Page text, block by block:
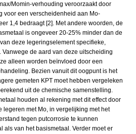
Momin-verhouding veroorzaakt door
voor een verscheidenheid aan Mo-
1,4 bedraagt [2]. Met andere woorden, de
is ongeveer 20-25% minder dan de
deze legeringselement specifieke,
de aard van deze uitscheiding
alleen worden beïnvloed door een
Bezien vanuit dit oogpunt is het
gemeten KPT moet hebben vergeleken
uit de chemische samenstelling.
houden al rekening met dit effect door
legeren met Mo, in vergelijking met het
tegen putcorrosie te kunnen
als van het basismetaal. Verder moet er